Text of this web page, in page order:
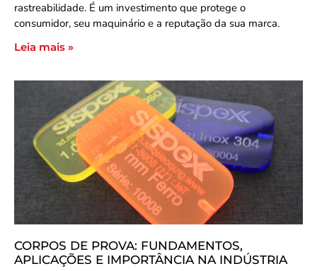
rastreabilidade. É um investimento que protege o
consumidor, seu maquinário e a reputação da sua marca.
Leia mais »
CORPOS DE PROVA: FUNDAMENTOS,
APLICAÇÕES E IMPORTÂNCIA NA INDÚSTRIA